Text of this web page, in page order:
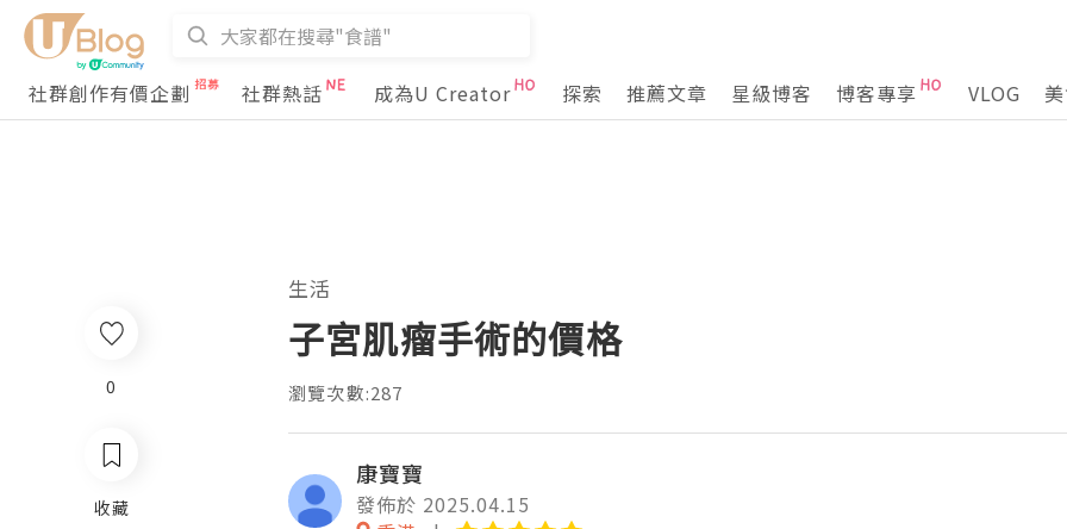
社群創作有價企劃 社群熱話 成為U Creator 探索 推薦文章 星級博客 博客專享 VLOG
生活
子宮肌瘤手術的價格
瀏覽次數:287
康寶寶
發佈於 2025.04.15
0
收藏